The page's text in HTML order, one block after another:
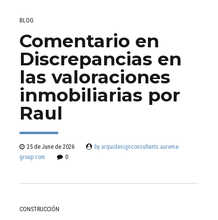
BLOG
Comentario en
Discrepancias en
las valoraciones
inmobiliarias por
Raul
25 de June de 2026
by arquidesignconsultants.aurema-
group.com
0
CONSTRUCCIÓN